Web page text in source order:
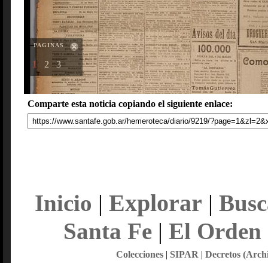
PAGINAS
1 2 3
Comparte esta noticia copiando el siguiente enlace:
Inicio | Explorar |
Santa Fe| El Orden
Colecciones| SIPAR | Decretos